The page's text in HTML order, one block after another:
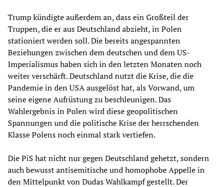
Trump kündigte außerdem an, dass ein Großteil der
Truppen, die er aus Deutschland abzieht, in Polen
stationiert werden soll. Die bereits angespannten
Beziehungen zwischen dem deutschen und dem US-
Imperialismus haben sich in den letzten Monaten noch
weiter verschärft. Deutschland nutzt die Krise, die die
Pandemie in den USA ausgelöst hat, als Vorwand, um
seine eigene Aufrüstung zu beschleunigen. Das
Wahlergebnis in Polen wird diese geopolitischen
Spannungen und die politische Krise der herrschenden
Klasse Polens noch einmal stark vertiefen.
Die PiS hat nicht nur gegen Deutschland gehetzt, sondern
auch bewusst antisemitische und homophobe Appelle in
den Mittelpunkt von Dudas Wahlkampf gestellt. Der